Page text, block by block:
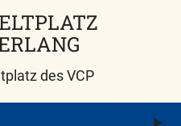
des VCP